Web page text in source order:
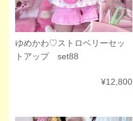
ゆめかわ♡ストロベリーセッ
トアップ set88
¥12,800